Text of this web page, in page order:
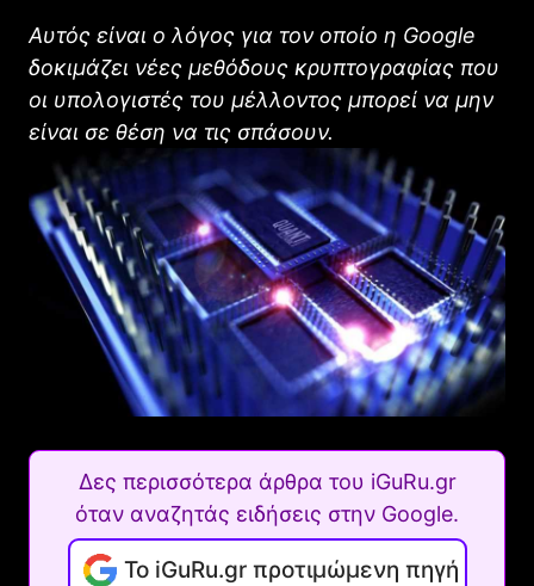
Αυτός είναι ο λόγος για τον οποίο η Google
δοκιμάζει νέες μεθόδους κρυπτογραφίας που
οι υπολογιστές του μέλλοντος μπορεί να μην
είναι σε θέση να τις σπάσουν.
Δες περισσότερα άρθρα του iGuRu.gr
όταν αναζητάς ειδήσεις στην Google.
Το iGuRu.gr προτιμώμενη πηγή